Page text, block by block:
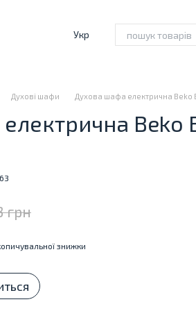
Укр
Духові шафи Духова шафа електрична Beko
Beko
грн
знижки